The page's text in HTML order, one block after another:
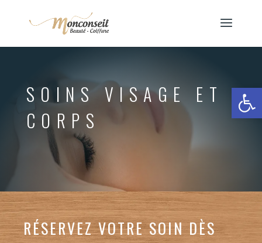
Ouvrir
SOINS VISAGE ET
CORPS
RÉSERVEZ VOTRE SOIN DÈS